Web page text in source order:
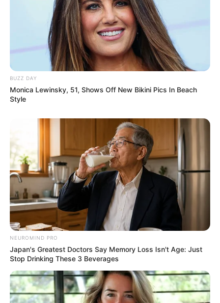
BUZZ DAY
Monica Lewinsky, 51, Shows Off New Bikini Pics In Beach
Style
NEUROMIND PRO
Japan's Greatest Doctors Say Memory Loss Isn't Age: Just
Stop Drinking These 3 Beverages